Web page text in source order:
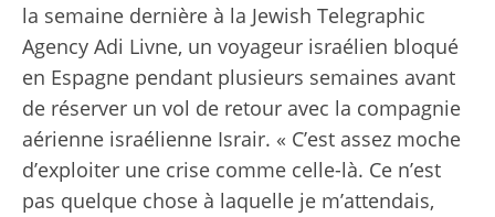
la semaine dernière à la Jewish Telegraphic
Agency Adi Livne, un voyageur israélien bloqué
en Espagne pendant plusieurs semaines avant
de réserver un vol de retour avec la compagnie
aérienne israélienne Israir. « C’est assez moche
d’exploiter une crise comme celle-là. Ce n’est
pas quelque chose à laquelle je m’attendais,